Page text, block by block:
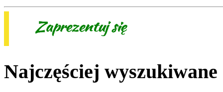
Najczęściej wyszukiwane